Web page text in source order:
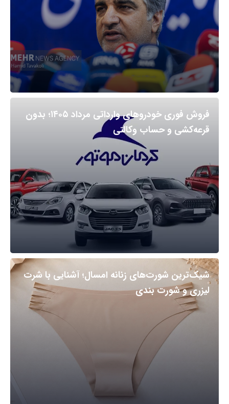
فروش فوری خودروهای وارداتی مرداد ۱۴۰۵؛ بدون
قرعه‌کشی و حساب وکالتی
شیک‌ترین شورت‌های زنانه امسال؛ آشنایی با شرت
لیزری و شورت بندی